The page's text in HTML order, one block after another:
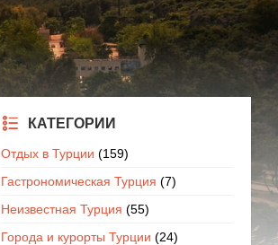
КАТЕГОРИИ
Отдых в Турции (159)
Гастрономическая Турция (7)
Неизвестная Турция (55)
Города и курорты Турции (24)